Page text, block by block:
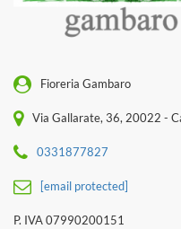
Fioreria Gambaro
Via Gallarate, 36, 20022 -
0331877827
[email protected]
P. IVA 07990200151